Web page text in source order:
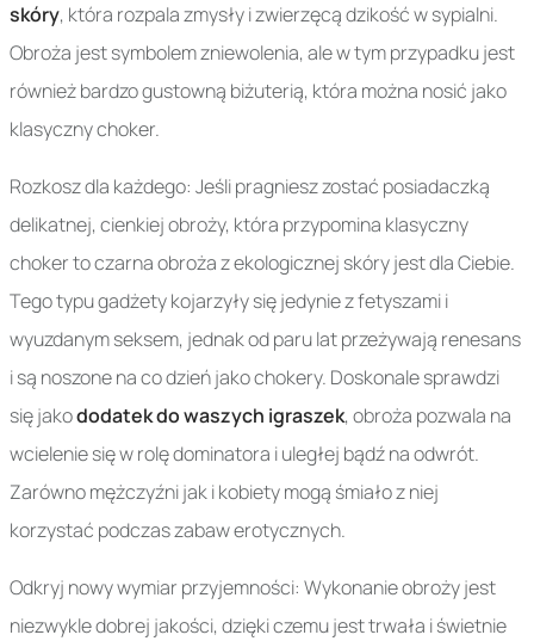
skóry, która rozpala zmysły i zwierzęcą dzikość w sypialni.
Obroża jest symbolem zniewolenia, ale w tym przypadku jest
również bardzo gustowną biżuterią, która można nosić jako
klasyczny choker.
Rozkosz dla każdego: Jeśli pragniesz zostać posiadaczką
delikatnej, cienkiej obroży, która przypomina klasyczny
choker to czarna obroża z ekologicznej skóry jest dla Ciebie.
Tego typu gadżety kojarzyły się jedynie z fetyszami i
wyuzdanym seksem, jednak od paru lat przeżywają renesans
i są noszone na co dzień jako chokery. Doskonale sprawdzi
się jakododatek do waszych igraszek, obroża pozwala na
wcielenie się w rolę dominatora i uległej bądź na odwrót.
Zarówno mężczyźni jak i kobiety mogą śmiało z niej
korzystać podczas zabaw erotycznych.
Odkryj nowy wymiar przyjemności: Wykonanie obroży jest
niezwykle dobrej jakości, dzięki czemu jest trwała i świetnie